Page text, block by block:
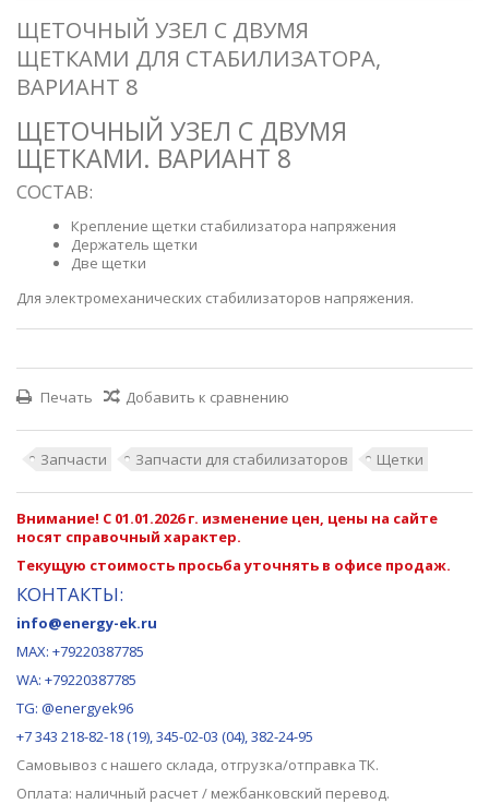
ЩЕТОЧНЫЙ УЗЕЛ С ДВУМЯ
ЩЕТКАМИ ДЛЯ СТАБИЛИЗАТОРА,
ВАРИАНТ 8
ЩЕТОЧНЫЙ УЗЕЛ С ДВУМЯ
ЩЕТКАМИ. ВАРИАНТ 8
СОСТАВ:
Крепление щетки стабилизатора напряжения
Держатель щетки
Две щетки
Для электромеханических стабилизаторов напряжения.
Печать Добавить к сравнению
Запчасти Запчасти для стабилизаторов Щетки
Внимание! С 01.01.2026 г. изменение цен, цены на сайте
носят справочный характер.
Текущую стоимость просьба уточнять в офисе продаж.
КОНТАКТЫ:
info@energy-ek.ru
MAX: +79220387785
WA: +79220387785
TG: @energyek96
+7 343 218-82-18 (19), 345-02-03 (04), 382-24-95
Самовывоз с нашего склада, отгрузка/отправка ТК.
Оплата: наличный расчет / межбанковский перевод.